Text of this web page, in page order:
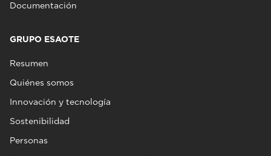
Documentación
GRUPO ESAOTE
Resumen
Quiénes somos
Innovación y tecnología
Sostenibilidad
Personas